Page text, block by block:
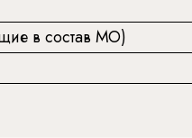
в состав МО)